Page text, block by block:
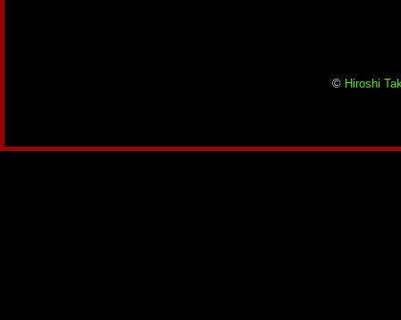
© Hiroshi